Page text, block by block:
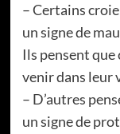
– Certains
un signe de
Ils pensent
venir dans leur
– D’autres
un signe de